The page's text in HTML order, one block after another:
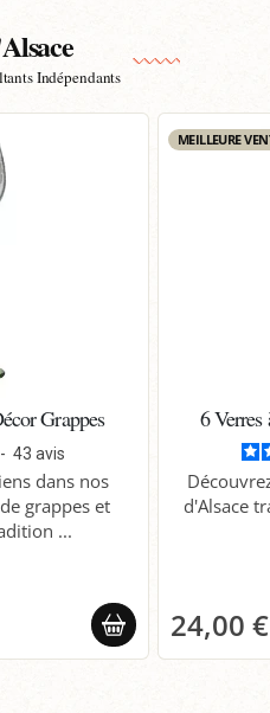
Indépendants
Grappes
- 43 avis
dans nos
grappes et
...
MEILLEURE
6
d'Alsace
24,00 €